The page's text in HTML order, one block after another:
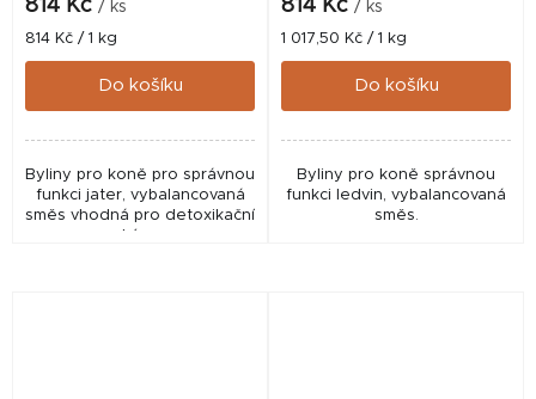
814 Kč / ks
Měrná
cena:
814 Kč / 1 kg
Do košíku
Byliny pro koně pro správnou
funkci jater, vybalancovaná
směs vhodná pro detoxikační
814 Kč / ks
Měrná
cena:
1 017,50 Kč / 1 kg
Do košíku
Byliny pro koně správnou
funkci ledvin, vybalancovaná
směs.